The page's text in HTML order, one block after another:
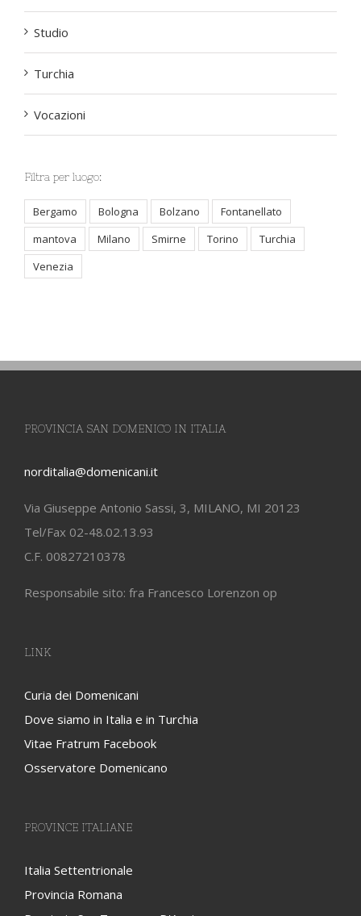
Studio
Turchia
Vocazioni
Filtra per luogo:
Bergamo Bologna Bolzano
Fontanellato
mantova
Milano Smirne Torino
Turchia
Venezia
PROVINCIA SAN DOMENICO IN ITALIA
norditalia@domenicani.it
Via Giuseppe Antonio Sassi, 3, MILANO, MI 20123
Tel/Fax 02-48.02.13.93
C.F. 00827210378
Responsabile sito: fra Francesco Lorenzon op
LINK
Curia dei Domenicani
Dove siamo in Italia e in Turchia
Vitae Fratrum Facebook
Osservatore Domenicano
PROVINCE ITALIANE
Italia Settentrionale
Provincia Romana